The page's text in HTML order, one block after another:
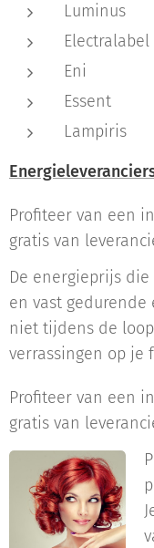
Luminus
Electralabel
Eni
Essent
Lampiris
Profiteer van een
gratis van
De energieprijs
en vast
niet tijdens de
verrassingen op je
Profiteer van een
gratis van